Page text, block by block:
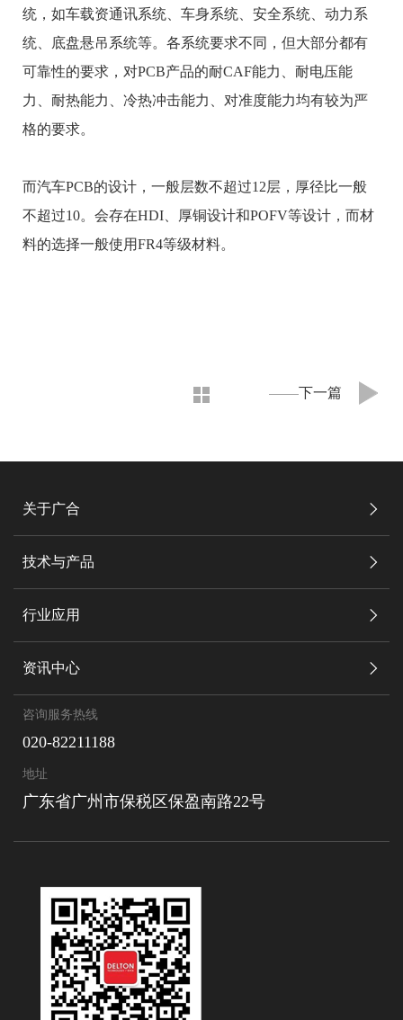
统，如车载资通讯系统、车身系统、安全系统、动力系
统、底盘悬吊系统等。各系统要求不同，但大部分都有
可靠性的要求，对PCB产品的耐CAF能力、耐电压能
力、耐热能力、冷热冲击能力、对准度能力均有较为严
格的要求。
而汽车PCB的设计，一般层数不超过12层，厚径比一般
不超过10。会存在HDI、厚铜设计和POFV等设计，而材
料的选择一般使用FR4等级材料。
下一篇
关于广合
技术与产品
行业应用
资讯中心
咨询服务热线
020-82211188
地址
广东省广州市保税区保盈南路22号